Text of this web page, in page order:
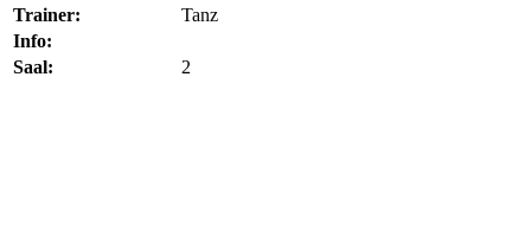
Trainer:
Tanz
Info:
Saal:
2